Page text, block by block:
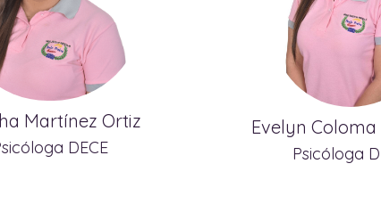
Martínez Ortiz
DECE
Evelyn Coloma
Psicóloga